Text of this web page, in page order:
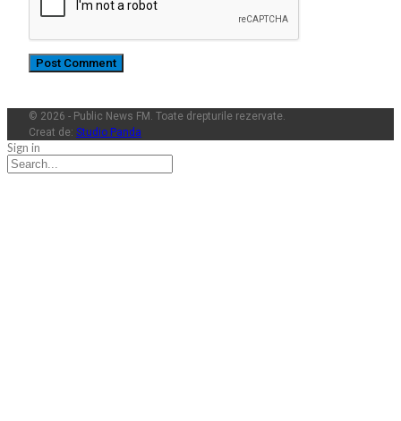
© 2026 - Public News FM. Toate drepturile rezervate.
Creat de: Studio Panda
Sign in